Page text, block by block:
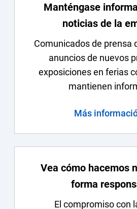
Manténgase
noticias de la
Comunicados de prensa
anuncios de nuevos
exposiciones en ferias
mantienen
Más
Vea cómo hacemos
forma
El compromiso con